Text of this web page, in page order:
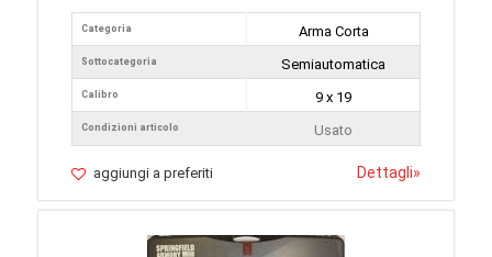
Categoria
Sottocategoria
Calibro
Condizioni articolo
Arma Corta
Semiautomatica
9 x 19
Usato
aggiungi a preferiti Dettagli»